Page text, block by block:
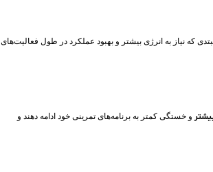
که نیاز به انرژی بیشتر و بهبود عملکرد در طول فعالیت‌های
و خستگی کمتر به برنامه‌های تمرینی خود ادامه دهند و